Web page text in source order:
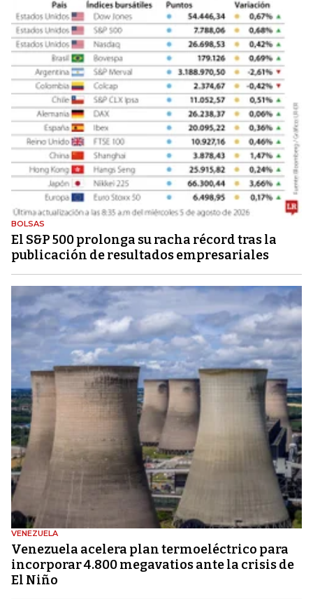
BOLSAS
El S&P 500 prolonga su racha récord tras la
publicación de resultados empresariales
VENEZUELA
Venezuela acelera plan termoeléctrico para
incorporar 4.800 megavatios ante la crisis de
El Niño